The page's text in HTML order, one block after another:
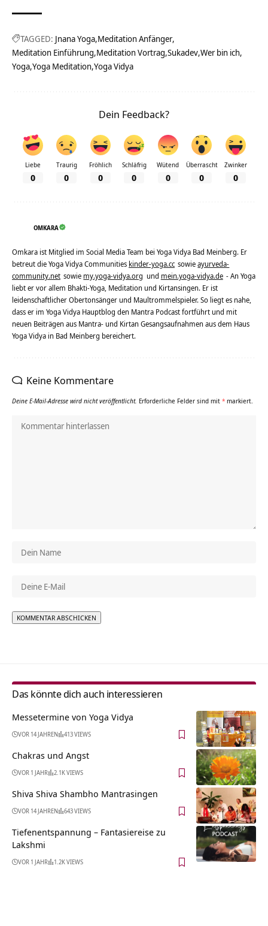
TAGGED: Jnana Yoga Meditation Anfänger
Meditation Einführung Meditation Vortrag Sukadev Wer bin ich
Yoga Yoga Meditation Yoga Vidya
Dein Feedback?
Liebe
0
Traurig
0
Fröhlich
0
Schläfrig
0
Wütend
0
Überrascht
0
Zwinker
0
OMKARA
Omkara ist Mitglied im Social Media Team bei Yoga Vidya Bad Meinberg. Er
betreut die Yoga Vidya Communities kinder-yoga.cc sowieayurveda-
community.net sowie my.yoga-vidya.org und mein.yoga-vidya.de - An Yoga
liebt er vor allem Bhakti-Yoga, Meditation und Kirtansingen. Er ist
leidenschaftlicher Obertonsänger und Maultrommelspieler. So liegt es nahe,
dass er im Yoga Vidya Hauptblog den Mantra Podcast fortführt und mit
neuen Beiträgen aus Mantra- und Kirtan Gesangsaufnahmen aus dem Haus
Yoga Vidya in Bad Meinberg bereichert.
Keine Kommentare
Deine E-Mail-Adresse wird nicht veröffentlicht. Erforderliche Felder sind mit * markiert.
Das könnte dich auch interessieren
Messetermine von Yoga Vidya
VOR 14 JAHREN 413 VIEWS
Chakras und Angst
VOR 1 JAHR 2.1K VIEWS
Shiva Shiva Shambho Mantrasingen
VOR 14 JAHREN 643 VIEWS
Tiefenentspannung – Fantasiereise zu
Lakshmi
VOR 1 JAHR 1.2K VIEWS